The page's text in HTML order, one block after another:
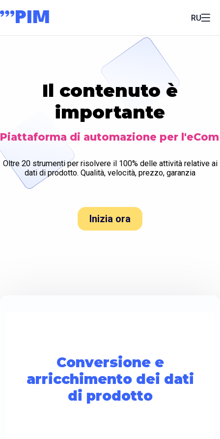
RU
Il contenuto è
importante
Piattaforma di automazione per l'eCom
Oltre 20 strumenti per risolvere il 100% delle attività relative ai
dati di prodotto. Qualità, velocità, prezzo, garanzia
Inizia ora
Conversione e
arricchimento dei dati
di prodotto